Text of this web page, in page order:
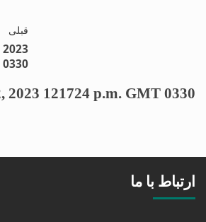
قبلی
0330
2023 121724 p.m. GMT 0330
ارتباط با ما